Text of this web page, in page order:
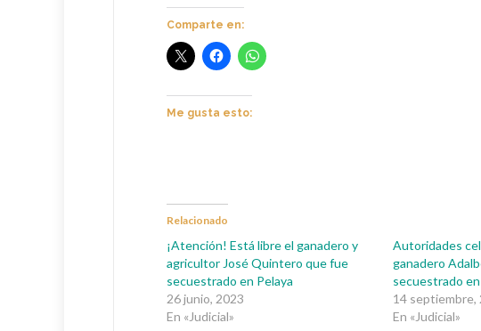
Comparte en:
Me gusta esto:
Relacionado
¡Atención! Está libre el ganadero y
agricultor José Quintero que fue
secuestrado en Pelaya
26 junio, 2023
En «Judicial»
Autoridades
ganadero
secuestrado
14 septiembre,
En «Judicial»